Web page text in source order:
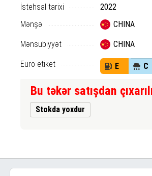
İstehsal tarixi
2022
Mənşə
CHINA
Mənsubiyyət CHINA
Euro etiket E C
Bu təkər satışdan
Stokda yoxdur